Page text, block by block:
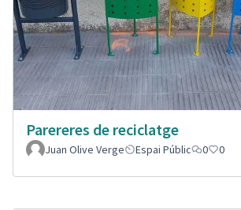
Parereres de reciclatge
Juan Olive Verge
Espai Públic 0 0